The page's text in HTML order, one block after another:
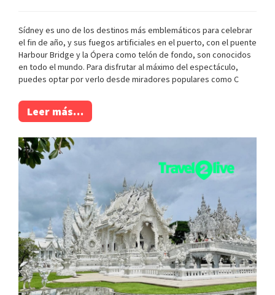
Sídney es uno de los destinos más emblemáticos para celebrar
el fin de año, y sus fuegos artificiales en el puerto, con el puente
Harbour Bridge y la Ópera como telón de fondo, son conocidos
en todo el mundo. Para disfrutar al máximo del espectáculo,
puedes optar por verlo desde miradores populares como C
Leer más…